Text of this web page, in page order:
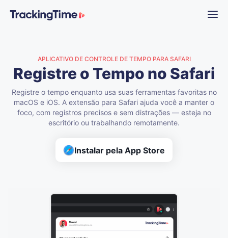
APLICATIVO DE CONTROLE DE TEMPO PARA SAFARI
Registre o Tempo no Safari
Registre o tempo enquanto usa suas ferramentas favoritas no
macOS e iOS. A extensão para Safari ajuda você a manter o
foco, com registros precisos e sem distrações — esteja no
escritório ou trabalhando remotamente.
Instalar pela App Store